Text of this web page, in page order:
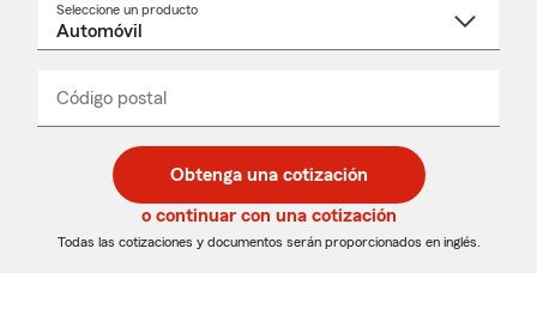
Seleccione un producto
desplegable
Código postal
de
5
dígitos
de
5
dígitos
_____
Obtenga una cotización
o continuar con una cotización
Todas las cotizaciones y documentos serán proporcionados en inglés.